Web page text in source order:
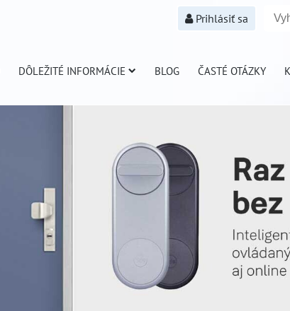
Prihlásiť sa
DÔLEŽITÉ INFORMÁCIE BLOG ČASTÉ OTÁZKY